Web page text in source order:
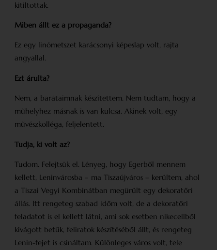
kitiltottak.
Miben állt ez a propaganda?
Ez egy linómetszet karácsonyi képeslap volt, rajta
angyallal.
Ezt árulta?
Nem, a barátaimnak készítettem. Nem tudtam, hogy a
műhelyhez másnak is van kulcsa. Akinek volt, egy
művészkolléga, feljelentett.
Tudja, ki volt az?
Tudom. Felejtsük el. Lényeg, hogy Egerből mennem
kellett, Leninvárosba – ma Tisza­újváros – kerültem, ahol
a Tiszai Vegyi Kombinátban megürült egy dekoratőri
állás. Itt rengeteg szabad időm volt, de a dekoratőri
feladatot is el kellett látni, ami sok esetben nikecellből
kivágott betűk, feliratok készítéséből állt, és rengeteg
Lenin-fejet is csináltam. Különleges város volt, tele